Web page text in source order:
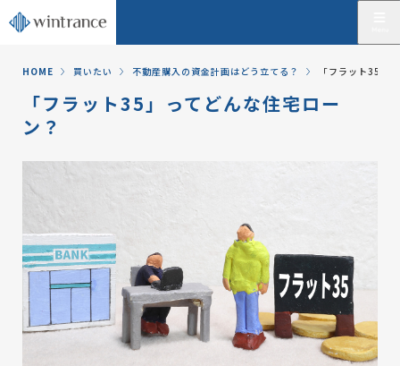
HOME 買いたい 不動産購入の資金計画はどう立てる？ 「フラット35」
「フラット35」ってどんな住宅ロー
ン？